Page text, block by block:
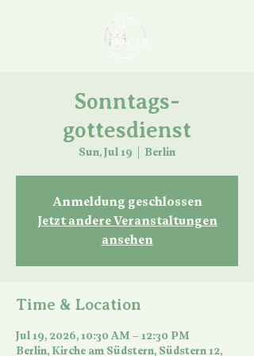
Sonntags-
gottesdienst
Sun, Jul 19 Berlin
Anmeldung geschlossen
Jetzt andere Veranstaltungen
ansehen
Time & Location
Jul 19, 2026, 10:30 AM – 12:30 PM
Berlin, Kirche am Südstern, Südstern 12,